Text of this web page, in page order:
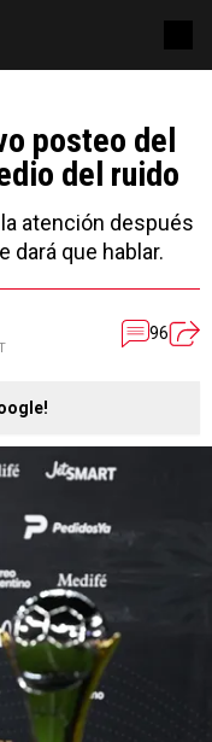
posteo del
del ruido
atención después
dará que hablar.
96